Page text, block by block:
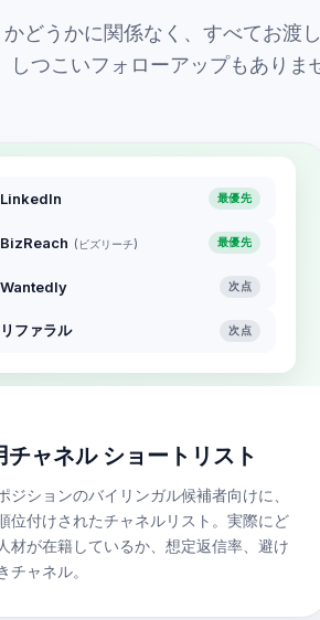
どうかに関係なく、すべてお渡
しつこいフォローアップもありま
LinkedIn 最優先
BizReach (ビズリーチ) 最優先
Wantedly 次点
リファラル 次点
チャネル ショートリスト
ジションのバイリンガル候補者向けに、
位付けされたチャネルリスト。実際にど
材が在籍しているか、想定返信率、避け
チャネル。